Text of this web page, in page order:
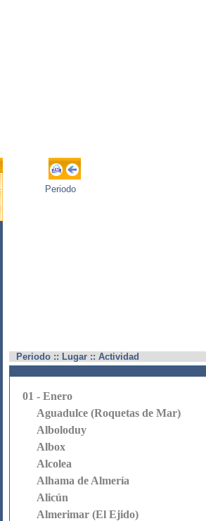
Periodo
Periodo :: Lugar :: Actividad
01 - Enero
Aguadulce (Roquetas de Mar)
Alboloduy
Albox
Alcolea
Alhama de Almería
Alicún
Almerimar (El Ejido)